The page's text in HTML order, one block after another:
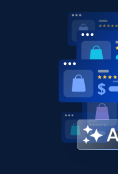
Title, Seller
price, Currency,
2.1K+
Amazon